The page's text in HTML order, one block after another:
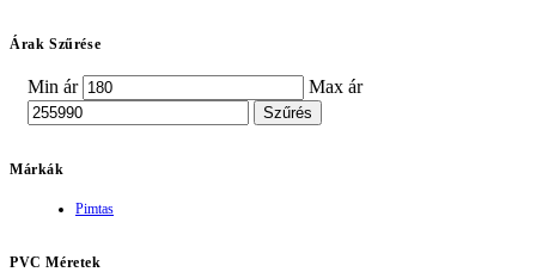
Árak Szűrése
Min ár Max ár
Szűrés
Márkák
Pimtas
PVC Méretek